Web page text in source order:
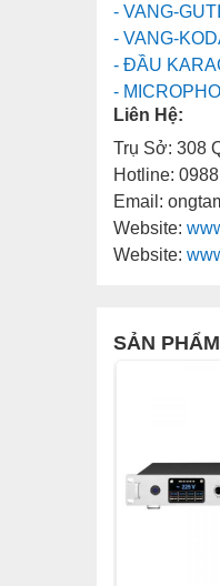
- VANG-
- VANG-
- ĐẦU
-
Liên Hệ:
Trụ Sở: 308
Hotline:
Email:
Website:
Website:
SẢN